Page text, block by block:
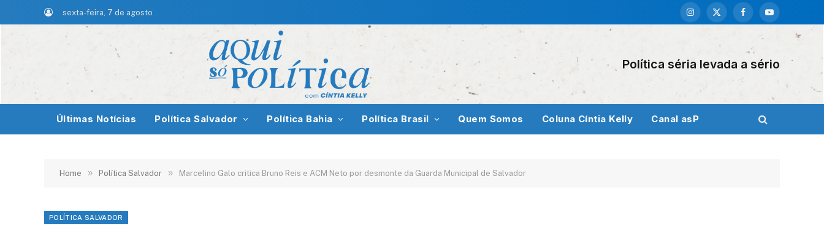
sexta-feira, 7 de agosto
Instagram
X
FacebookYouTube
Política séria levada a sério
Últimas Notícias Política Salvador Política Bahia Política Brasil Quem Somos Coluna Cíntia Kelly Canal asP
Home » Política Salvador » Marcelino Galo critica Bruno Reis e ACM Neto por desmonte da Guarda Municipal de Salvador
POLÍTICA SALVADOR